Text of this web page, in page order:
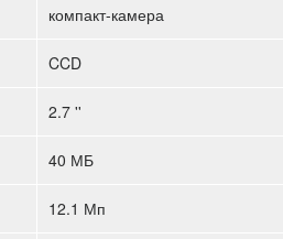
компакт-камера
CCD
2.7 ''
40 МБ
12.1 Мп